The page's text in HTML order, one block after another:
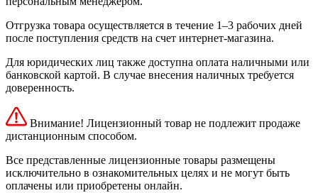
Отгрузка товара осуществляется в течение 1–3 рабочих дней
после поступления средств на счет интернет-магазина.
Для юридических лиц также доступна оплата наличными или
банковской картой. В случае внесения наличных требуется
доверенность.
Внимание! Лицензионный товар не подлежит продаже
дистанционным способом.
Все представленные лицензионные товары размещены
исключительно в ознакомительных целях и не могут быть
оплачены или приобретены онлайн.